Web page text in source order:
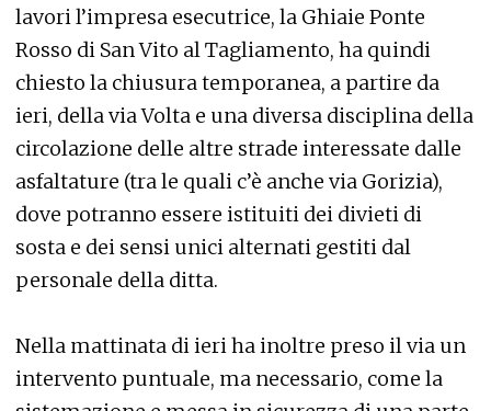
lavori l’impresa esecutrice, la Ghiaie Ponte
Rosso di San Vito al Tagliamento, ha quindi
chiesto la chiusura temporanea, a partire da
ieri, della via Volta e una diversa disciplina della
circolazione delle altre strade interessate dalle
asfaltature (tra le quali c’è anche via Gorizia),
dove potranno essere istituiti dei divieti di
sosta e dei sensi unici alternati gestiti dal
personale della ditta.
Nella mattinata di ieri ha inoltre preso il via un
intervento puntuale, ma necessario, come la